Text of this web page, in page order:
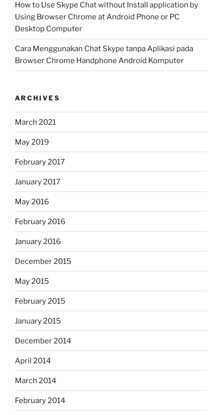
How to Use Skype Chat without Install application by
Using Browser Chrome at Android Phone or PC
Desktop Computer
Cara Menggunakan Chat Skype tanpa Aplikasi pada
Browser Chrome Handphone Android Komputer
ARCHIVES
March 2021
May 2019
February 2017
January 2017
May 2016
February 2016
January 2016
December 2015
May 2015
February 2015
January 2015
December 2014
April 2014
March 2014
February 2014